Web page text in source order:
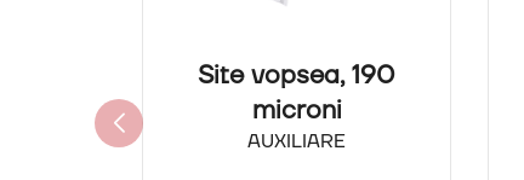
Site vopsea, 190
microni
AUXILIARE